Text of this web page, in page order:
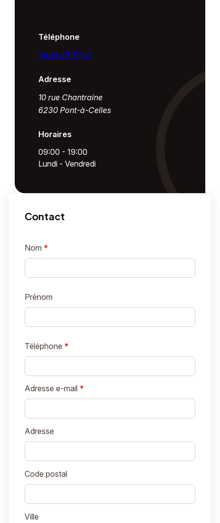
Téléphone
0494 49 73 12
Adresse
10 rue Chantraine
6230 Pont-à-Celles
Horaires
09:00 - 19:00
Lundi - Vendredi
Contact
Nom *
Prénom
Téléphone *
Adresse e-mail *
Adresse
Code postal
Ville